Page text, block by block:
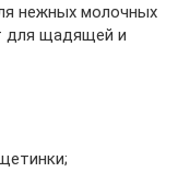
нежных молочных
для щадящей и